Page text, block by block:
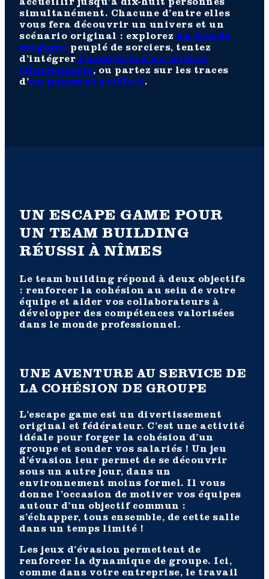
accueillir jusqu’à dix-huit personnes
simultanément. Chacune d’entre elles
vous fera découvrir un univers et un
scénario original : explorezun monde
magiquepeuplé de sorciers, tentez
d’intégrerl’académie d’un célèbre
illusionniste, ou partez sur les traces
d’un puissant artéfact.
UN ESCAPE GAME POUR
UN TEAM BUILDING
RÉUSSI À NÎMES
Le team building répond à deux objectifs
: renforcer la cohésion au sein de votre
équipe et aider vos collaborateurs à
développer des compétences valorisées
dans le monde professionnel.
UNE AVENTURE AU SERVICE DE
LA COHÉSION DE GROUPE
L’escape game est un divertissement
original et fédérateur. C’est une activité
idéale pour forger la cohésion d’un
groupe et souder vos salariés ! Un jeu
d’évasion leur permet de se découvrir
sous un autre jour, dans un
environnement moins formel. Il vous
donne l’occasion de motiver vos équipes
autour d’un objectif commun :
s’échapper, tous ensemble, de cette salle
dans un temps limité !
Les jeux d’évasion permettent de
renforcer la dynamique de groupe. Ici,
comme dans votre entreprise, le travail